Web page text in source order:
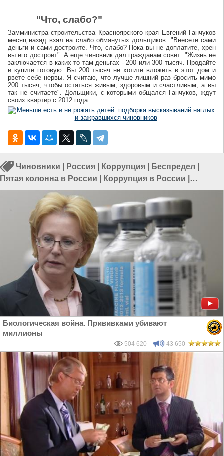
"Что, слабо?"
Замминистра строительства Красноярского края Евгений Ганчуков
месяц назад взял на слабо обманутых дольщиков: "Внесете сами
деньги и сами достроите. Что, слабо? Пока вы не доплатите, хрен
вы его достроит". А еще чиновник дал гражданам совет: "Жизнь не
заключается в каких-то там деньгах - 200 или 300 тысяч. Продайте
и купите готовую. Вы 200 тысяч не хотите вложить в этот дом и
рвете себе нервы. Я считаю, что лучше лишний раз бросить мимо
200 тысяч, чтобы остаться живым, здоровым и счастливым, а вы
так не считаете". Дольщики, с которыми общался Ганчуков, ждут
своих квартир с 2012 года.
Чиновники Россия Коррупция Беспредел
Пятая колонна в России
Коррупция в России
Депутаты в России|Политика в России
Биологическая война. Прививками убивают
миллионы
504 620 43 650